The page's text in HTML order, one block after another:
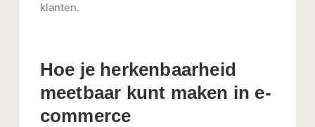
klanten.
Hoe je herkenbaarheid
meetbaar kunt maken in e-
commerce